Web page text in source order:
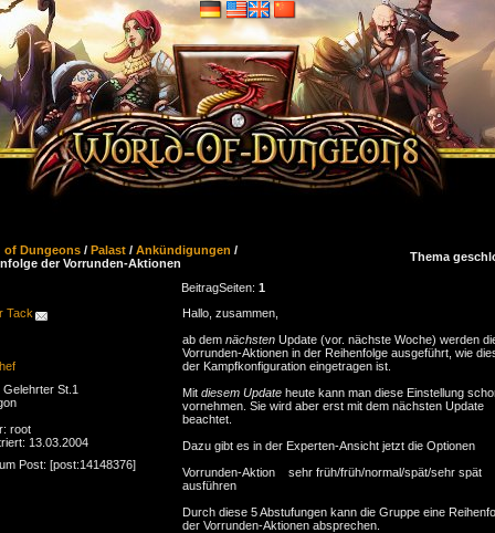
of Dungeons / Palast / Ankündigungen /
der Vorrunden-Aktionen
Thema
BeitragSeiten: 1
Tack
St.1
root
13.03.2004
Post: [post:14148376]
Hallo, zusammen,
ab dem nächsten Update (vor. nächste Woche) werden
Vorrunden-Aktionen in der Reihenfolge ausgeführt, wie
der Kampf­konfiguration eingetragen ist.
Mit diesem Update heute kann man diese Einstellung
vornehmen. Sie wird aber erst mit dem nächsten Update
beachtet.
Dazu gibt es in der Experten-Ansicht jetzt die Optionen
Vorrunden-Aktion sehr früh/früh/normal/spät/sehr spät
ausführen
Durch diese 5 Abstufungen kann die Gruppe eine
der Vorrunden-Aktionen absprechen.